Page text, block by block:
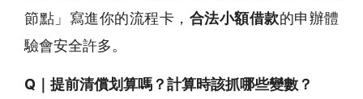
節點」寫進你的流程卡， 合法小額借款的申辦體
驗會安全許多。
Q｜提前清償划算嗎？計算時該抓哪些變數？